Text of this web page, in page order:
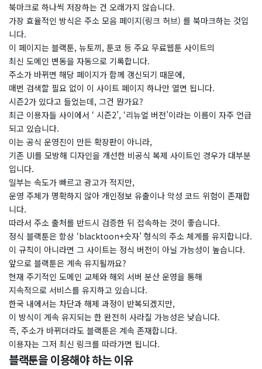
​북마크로 하나씩 저장하는 건 오래가지 않습니다.
가장 효율적인 방식은 주소 모음 페이지(링크 허브) 를 북마크하는 것입
니다.
이 페이지는 블랙툰, 뉴토끼, 툰코 등 주요 무료웹툰 사이트의
최신 도메인 변동을 자동으로 기록합니다.
주소가 바뀌면 해당 페이지가 함께 갱신되기 때문에,
매번 검색할 필요 없이 이 사이트 페이지 하나만 열면 됩니다.
시즌2가 있다고 들었는데, 그건 뭔가요?
​최근 이용자들 사이에서 ‘ 시즌2’, ‘리뉴얼 버전’이라는 이름이 자주 언급
되고 있습니다.
이는 공식 운영진이 만든 확장판이 아니라,
기존 UI를 모방해 디자인을 개선한 비공식 복제 사이트인 경우가 대부분
입니다.
일부는 속도가 빠르고 광고가 적지만,
운영 주체가 명확하지 않아 개인정보 유출이나 악성 코드 위험이 존재합
니다.
따라서 주소 출처를 반드시 검증한 뒤 접속하는 것이 좋습니다.
정식 블랙툰은 항상 ‘blacktoon+숫자’ 형식의 주소 체계를 유지합니다.
이 규칙이 아니라면 그 사이트는 정식 버전이 아닐 가능성이 높습니다.
앞으로 블랙툰은 계속 유지될까요?
​현재 주기적인 도메인 교체와 해외 서버 분산 운영을 통해
지속적으로 서비스를 유지하고 있습니다.
한국 내에서는 차단과 해제 과정이 반복되겠지만,
이 방식이 계속 유지되는 한 완전히 사라질 가능성은 낮습니다.
즉, 주소가 바뀌더라도 블랙툰은 계속 존재합니다.
이용자는 그저 최신 링크를 따라가면 됩니다.
블랙툰을 이용해야 하는 이유